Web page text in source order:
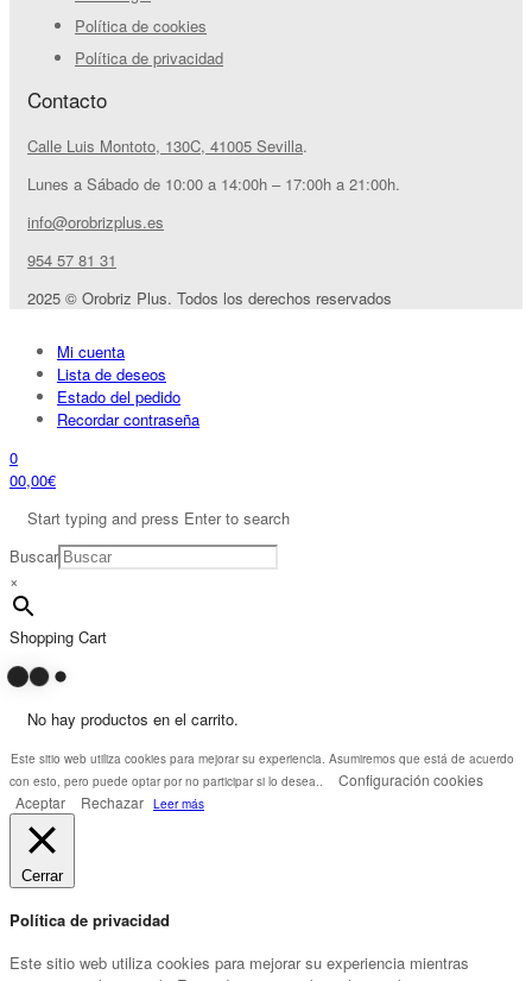
Política de cookies
Política de privacidad
Contacto
Calle Luis Montoto, 130C, 41005 Sevilla.
Lunes a Sábado de 10:00 a 14:00h – 17:00h a 21:00h.
info@orobrizplus.es
954 57 81 31
2025 © Orobriz Plus. Todos los derechos reservados
Mi cuenta
Lista de deseos
Estado del pedido
Recordar contraseña
0
00,00€
Start typing and press Enter to search
Buscar
×
Shopping Cart
No hay productos en el carrito.
Este sitio web utiliza cookies para mejorar su experiencia. Asumiremos que está de acuerdo
con esto, pero puede optar por no participar si lo desea..
Configuración cookies
Aceptar
Rechazar Leer más
Cerrar
Política de privacidad
Este sitio web utiliza cookies para mejorar su experiencia mientras